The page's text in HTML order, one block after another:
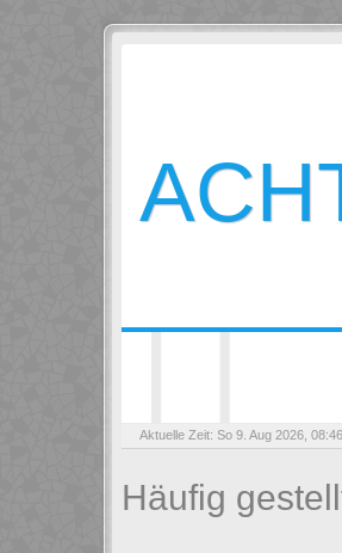
Aktuelle Zeit: So 9. Aug 2026, 08:46
Häufig